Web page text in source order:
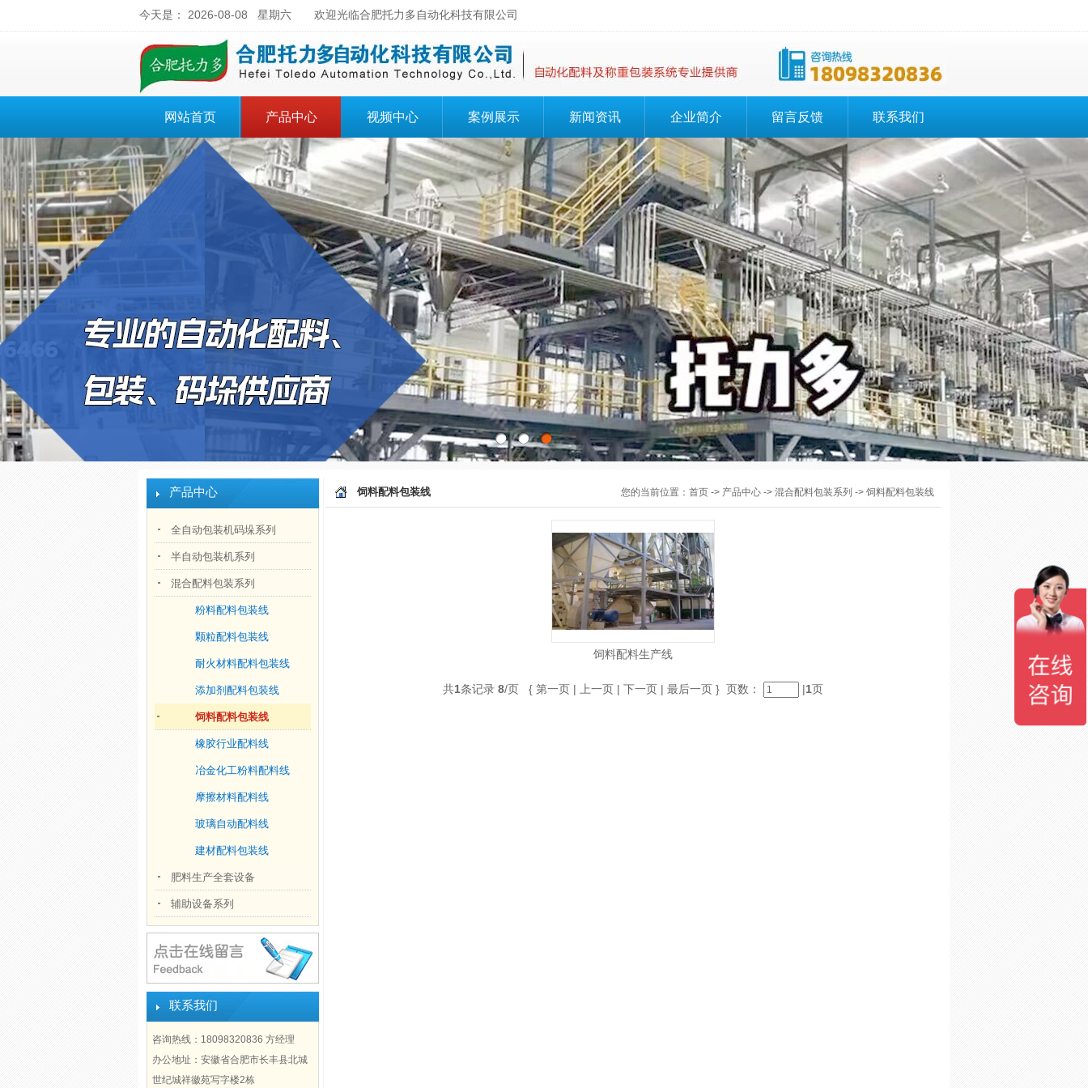
今天是： 2026-08-08 星期六 欢迎光临合肥托力多自动化科技有限公司
网站首页 产品中心 视频中心 案例展示 新闻资讯 企业简介 留言反馈 联系我们
产品中心
全自动包装机码垛系列
半自动包装机系列
混合配料包装系列
粉料配料包装线
颗粒配料包装线
耐火材料配料包装线
添加剂配料包装线
饲料配料包装线
橡胶行业配料线
冶金化工粉料配料线
摩擦材料配料线
玻璃自动配料线
建材配料包装线
肥料生产全套设备
辅助设备系列
联系我们
咨询热线：18098320836 方经理
办公地址：安徽省合肥市长丰县北城
世纪城祥徽苑写字楼2栋
饲料配料包装线 您的当前位置： 首页-> 产品中心-> 混合配料包装系列 -> 饲料配料包装线
饲料配料生产线
共1条记录 8/页 { 第一页 | 上一页 | 下一页 | 最后一页 } 页数： |1页